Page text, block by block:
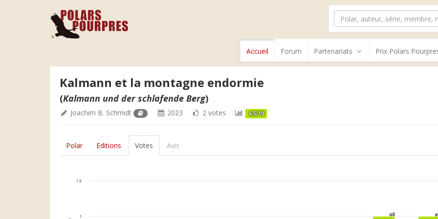
Accueil Forum Partenariats Prix Polars
Kalmann et la montagne endormie
(Kalmann und der schlafende Berg)
Joachim B. Schmidt 2023 2 votes 6.5/10
Polar Editions Votes Avis
1
1
1
1.5